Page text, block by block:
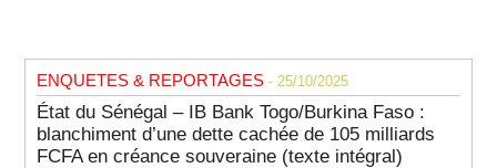
ENQUETES & REPORTAGES - 25/10/2025
État du Sénégal – IB Bank Togo/Burkina Faso :
blanchiment d’une dette cachée de 105 milliards
FCFA en créance souveraine (texte intégral)